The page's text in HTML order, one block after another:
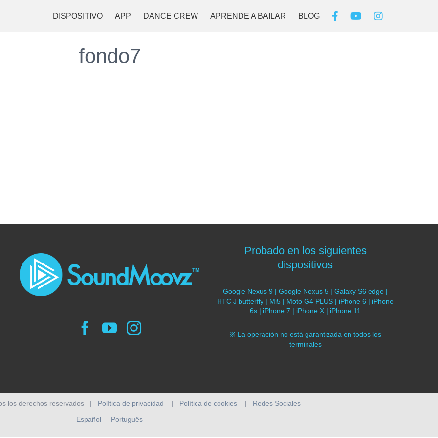
DISPOSITIVO APP DANCE CREW APRENDE A BAILAR BLOG
fondo7
Probado en los siguientes
dispositivos
Google Nexus 9 | Google Nexus 5 | Galaxy S6 edge |
HTC J butterfly | Mi5 | Moto G4 PLUS | iPhone 6 | iPhone
6s | iPhone 7 | iPhone X | iPhone 11
※ La operación no está garantizada en todos los
terminales
los derechos reservados | Política de privacidad | Política de cookies | Redes Sociales
Español Português